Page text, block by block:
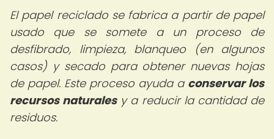
El papel reciclado se fabrica a partir de papel
usado que se somete a un proceso de
desfibrado, limpieza, blanqueo (en algunos
casos) y secado para obtener nuevas hojas
de papel. Este proceso ayuda a conservar los
recursos naturalesy a reducir la cantidad de
residuos.